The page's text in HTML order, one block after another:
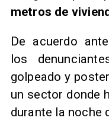
metros de
De acuerdo
los
golpeado y
un sector donde
durante la noche